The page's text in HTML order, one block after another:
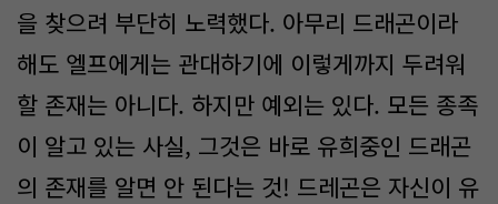
을 찾으려 부단히 노력했다. 아무리 드래곤이라
해도 엘프에게는 관대하기에 이렇게까지 두려워
할 존재는 아니다. 하지만 예외는 있다. 모든 종족
이 알고 있는 사실, 그것은 바로 유희중인 드래곤
의 존재를 알면 안 된다는 것! 드레곤은 자신이 유